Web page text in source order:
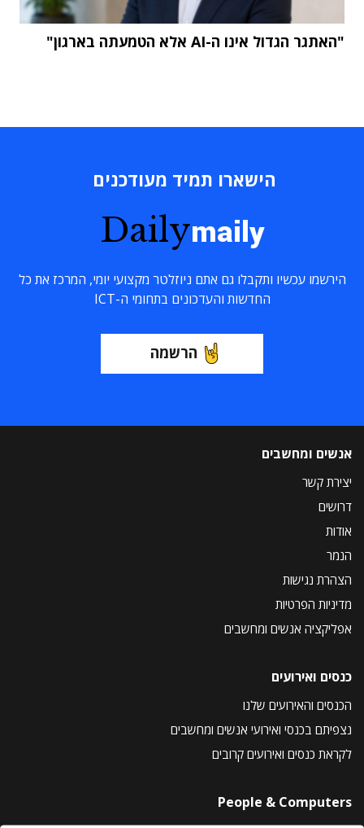
"האתגר הגדול אינו ה-AI אלא הטמעתה בארגון"
הישארו תמיד מעודכנים
Dailymaily
הירשמו עכשיו ותקבלו גם אתם ניוזלטר מקצועי יומי, המרכז את כל
החדשות והעדכונים בתחומי ה-ICT
הרשמה
אנשים ומחשבים
יצירת קשר
דרושים
אודות
הנמר
הצהרת נגישות
מדיניות הפרטיות
אפליקציה אנשים ומחשבים
כנסים ואירועים
הכנסים והאירועים שלנו
נצפיתם בכנסי ואירועי אנשים ומחשבים
לקראת כנסים ואירועים קרובים
People & Computers